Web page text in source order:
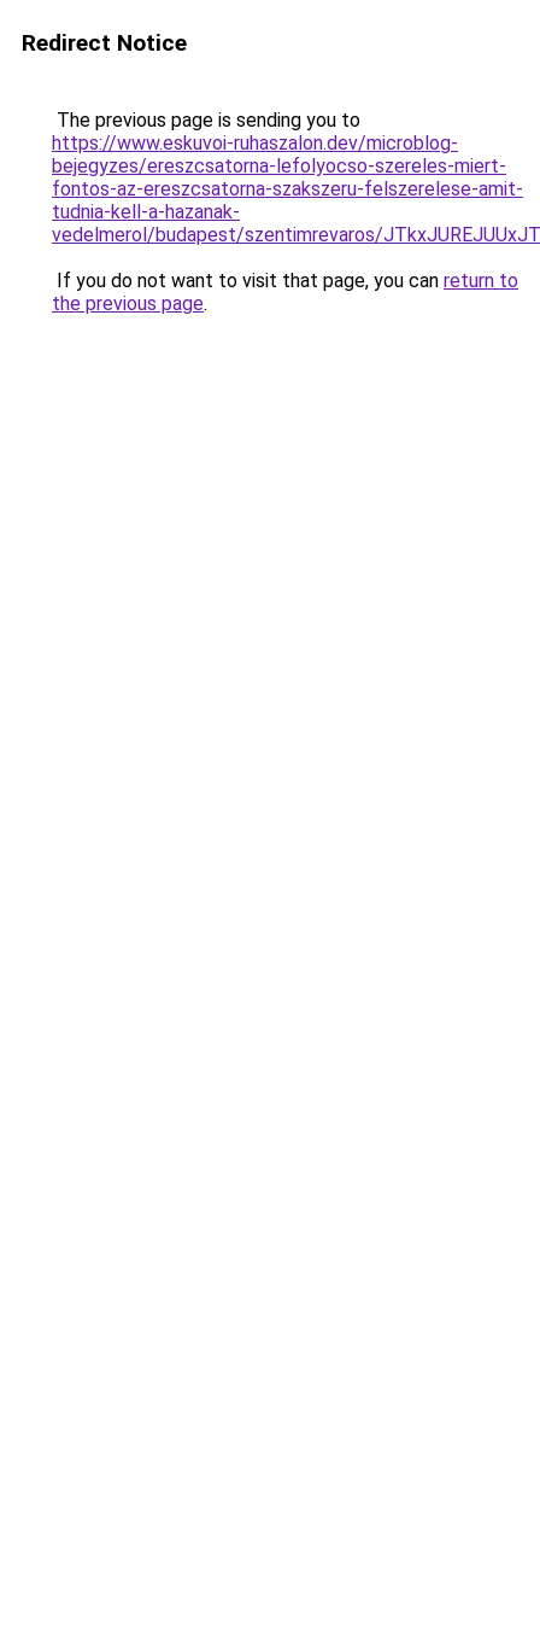
Redirect Notice
The previous page is sending you to
https://www.eskuvoi-ruhaszalon.dev/microblog-
bejegyzes/ereszcsatorna-lefolyocso-szereles-miert-
fontos-az-ereszcsatorna-szakszeru-felszerelese-amit-
tudnia-kell-a-hazanak-
vedelmerol/budapest/szentimrevaros/
If you do not want to visit that page, you can return to
the previous page.